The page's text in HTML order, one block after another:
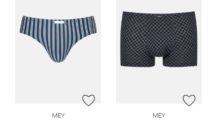
ZUR WUNSCHLISTE HINZUFÜGEN
MEY
ZUR
MEY